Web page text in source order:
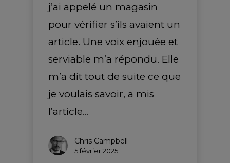
j’ai appelé un magasin
pour vérifier s’ils avaient un
article. Une voix enjouée et
serviable m’a répondu. Elle
m’a dit tout de suite ce que
je voulais savoir, a mis
l’article…
Chris Campbell
5 février 2025